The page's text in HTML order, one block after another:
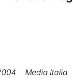
Media Italia